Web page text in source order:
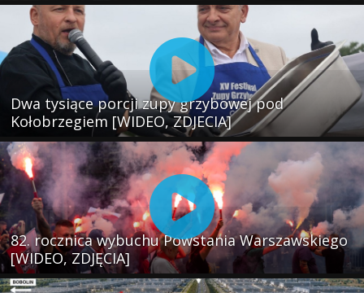
Dwa tysiące porcji zupy grzybowej pod
Kołobrzegiem [WIDEO, ZDJECIA]
82. rocznica wybuchu Powstania Warszawskiego
[WIDEO, ZDJĘCIA]